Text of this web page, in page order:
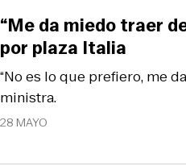
28 MAYO
“No es lo que prefiero, me
ministra.
“Me da miedo traer
por plaza Italia